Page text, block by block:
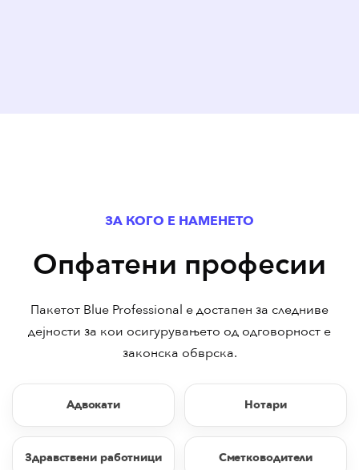
ЗА КОГО Е НАМЕНЕТО
Опфатени професии
Пакетот Blue Professional е достапен за следниве
дејности за кои осигурувањето од одговорност е
законска обврска.
Адвокати Нотари
Здравствени работници Сметководители